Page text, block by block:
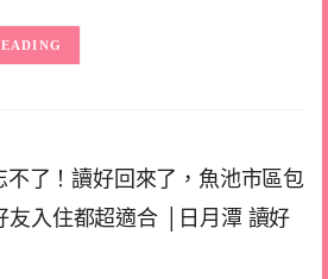
了！讀好回來了，魚池市區包
友入住都超適合 │日月潭 讀好